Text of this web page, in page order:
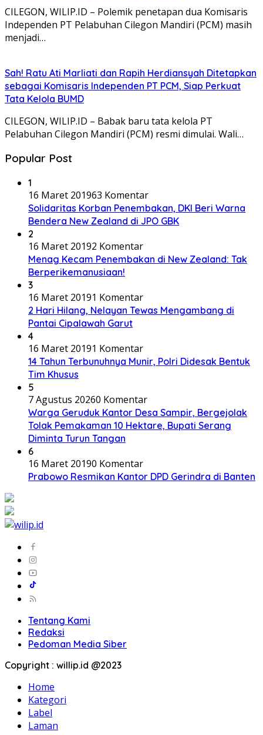
CILEGON, WILIP.ID – Polemik penetapan dua Komisaris
Independen PT Pelabuhan Cilegon Mandiri (PCM) masih
menjadi…
Sah! Ratu Ati Marliati dan Rapih Herdiansyah Ditetapkan
sebagai Komisaris Independen PT PCM, Siap Perkuat
Tata Kelola BUMD
CILEGON, WILIP.ID – Babak baru tata kelola PT
Pelabuhan Cilegon Mandiri (PCM) resmi dimulai. Wali…
Popular Post
1
16 Maret 201963 Komentar
Solidaritas Korban Penembakan, DKI Beri Warna
Bendera New Zealand di JPO GBK
2
16 Maret 20192 Komentar
Menag Kecam Penembakan di New Zealand: Tak
Berperikemanusiaan!
3
16 Maret 20191 Komentar
2 Hari Hilang, Nelayan Tewas Mengambang di
Pantai Cipalawah Garut
4
16 Maret 20191 Komentar
14 Tahun Terbunuhnya Munir, Polri Didesak Bentuk
Tim Khusus
5
7 Agustus 20260 Komentar
Warga Geruduk Kantor Desa Sampir, Bergejolak
Tolak Pemakaman 10 Hektare, Bupati Serang
Diminta Turun Tangan
6
16 Maret 20190 Komentar
Prabowo Resmikan Kantor DPD Gerindra di Banten
Tentang Kami
Redaksi
Pedoman Media Siber
Copyright : willip.id @2023
Home
Kategori
Label
Laman